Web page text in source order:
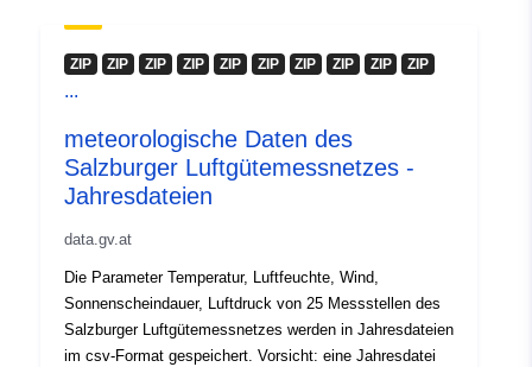
ZIP ZIP ZIP ZIP ZIP ZIP ZIP ZIP ZIP ZIP
...
meteorologische Daten des
Salzburger Luftgütemessnetzes -
Jahresdateien
data.gv.at
Die Parameter Temperatur, Luftfeuchte, Wind,
Sonnenscheindauer, Luftdruck von 25 Messstellen des
Salzburger Luftgütemessnetzes werden in Jahresdateien
im csv-Format gespeichert. Vorsicht: eine Jahresdatei